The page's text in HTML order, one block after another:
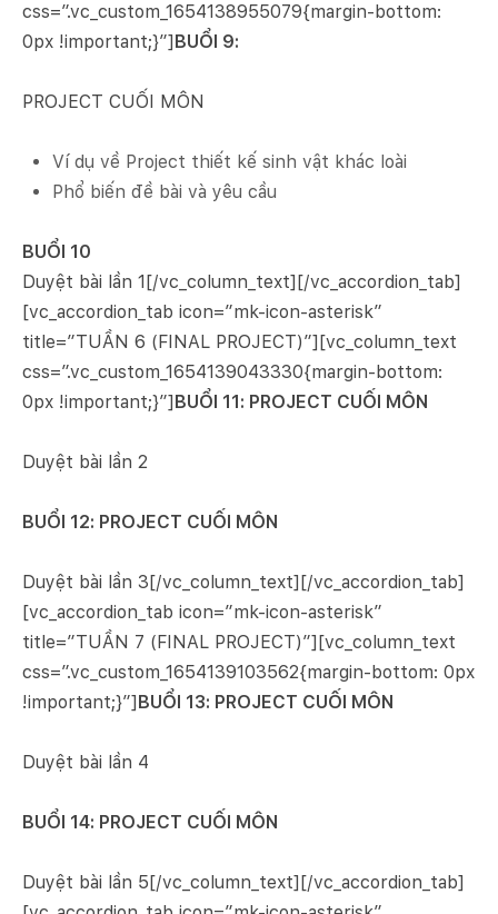
css=”.vc_custom_1654138955079{margin-bottom:
0px !important;}”]BUỔI 9:
PROJECT CUỐI MÔN
Ví dụ về Project thiết kế sinh vật khác loài
Phổ biến đề bài và yêu cầu
BUỔI 10
Duyệt bài lần 1[/vc_column_text][/vc_accordion_tab]
[vc_accordion_tab icon=”mk-icon-asterisk”
title=”TUẦN 6 (FINAL PROJECT)”][vc_column_text
css=”.vc_custom_1654139043330{margin-bottom:
0px !important;}”]BUỔI 11: PROJECT CUỐI MÔN
Duyệt bài lần 2
BUỔI 12: PROJECT CUỐI MÔN
Duyệt bài lần 3[/vc_column_text][/vc_accordion_tab]
[vc_accordion_tab icon=”mk-icon-asterisk”
title=”TUẦN 7 (FINAL PROJECT)”][vc_column_text
css=”.vc_custom_1654139103562{margin-bottom: 0px
!important;}”]BUỔI 13: PROJECT CUỐI MÔN
Duyệt bài lần 4
BUỔI 14: PROJECT CUỐI MÔN
Duyệt bài lần 5[/vc_column_text][/vc_accordion_tab]